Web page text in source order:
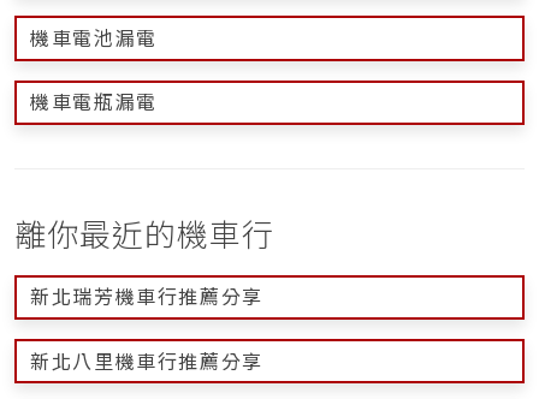
機車電池漏電
機車電瓶漏電
離你最近的機車行
新北瑞芳機車行推薦分享
新北八里機車行推薦分享